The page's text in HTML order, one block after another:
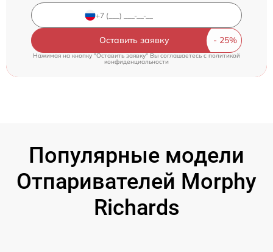
Оставить заявку
Нажимая на кнопку "Оставить заявку" Вы соглашаетесь cполитикой
конфиденциальности
Популярные модели
Отпаривателей Morphy
Richards